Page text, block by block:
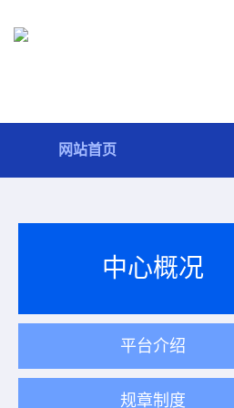
网站首页
中心概况
平台介绍
规章制度